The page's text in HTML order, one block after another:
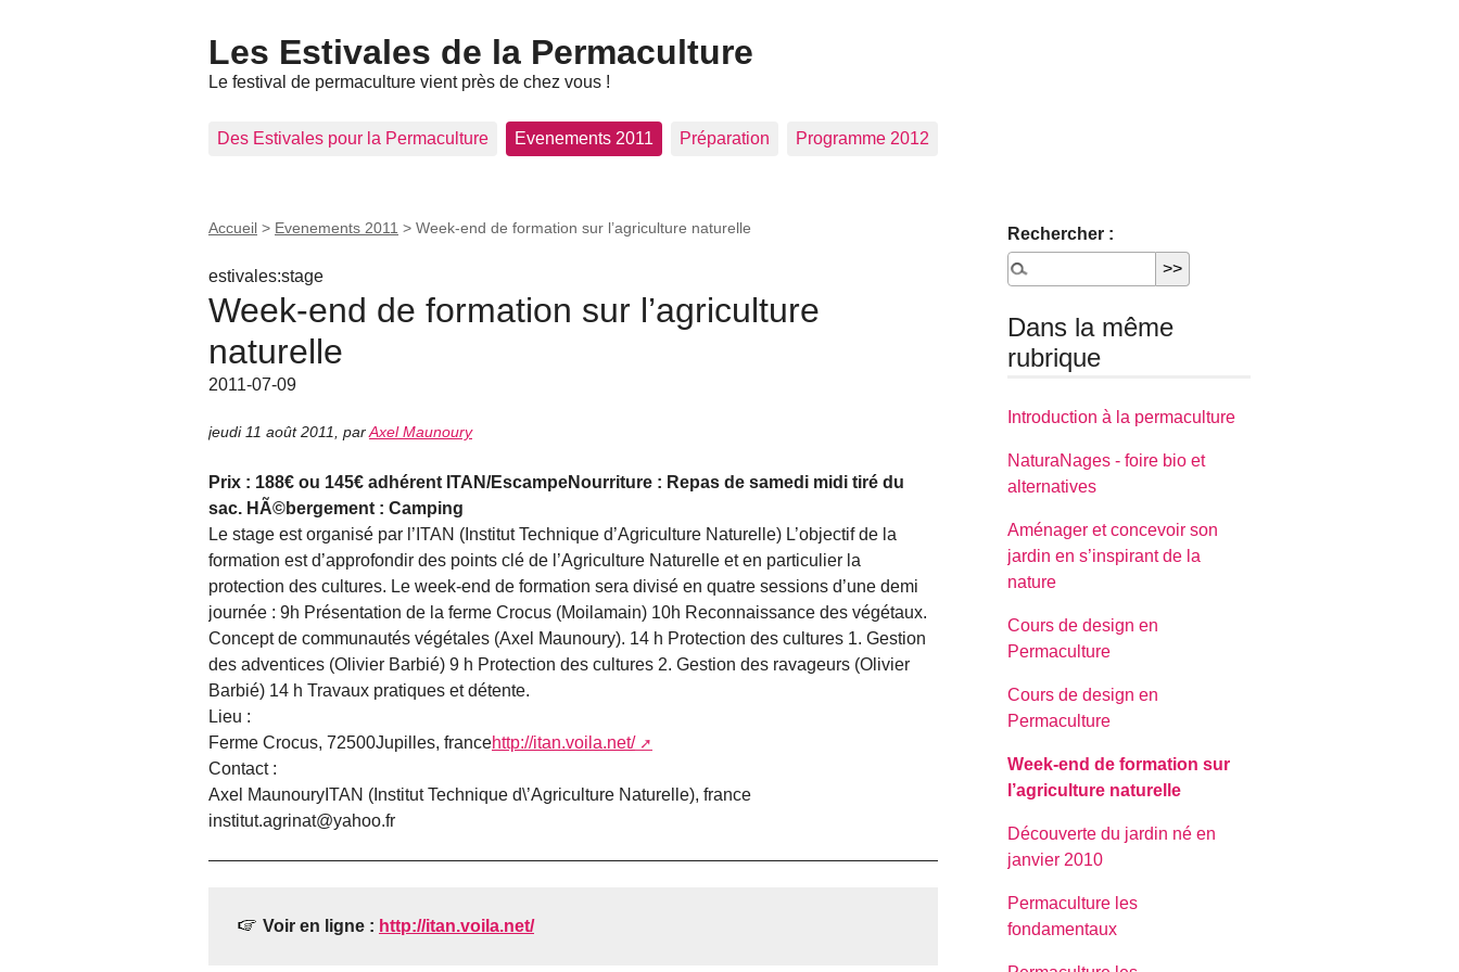
Les Estivales de la Permaculture
Le festival de permaculture vient près de chez vous !
Des Estivales pour la Permaculture Evenements 2011 Préparation Programme 2012
Accueil > Evenements 2011 > Week-end de formation sur l’agriculture naturelle
estivales:stage
Week-end de formation sur l’agriculture
naturelle
2011-07-09
jeudi 11 août 2011 parAxel Maunoury
Prix : 188€ ou 145€ adhérent ITAN/EscampeNourriture : Repas de samedi midi tiré du
sac. HÃ©bergement : Camping
Le stage est organisé par l’ITAN (Institut Technique d’Agriculture Naturelle) L’objectif de la
formation est d’approfondir des points clé de l’Agriculture Naturelle et en particulier la
protection des cultures. Le week-end de formation sera divisé en quatre sessions d’une demi
journée : 9h Présentation de la ferme Crocus (Moilamain) 10h Reconnaissance des végétaux.
Concept de communautés végétales (Axel Maunoury). 14 h Protection des cultures 1. Gestion
des adventices (Olivier Barbié) 9 h Protection des cultures 2. Gestion des ravageurs (Olivier
Barbié) 14 h Travaux pratiques et détente.
Lieu :
Ferme Crocus, 72500Jupilles, francehttp://itan.voila.net/
Contact :
Axel Maunoury ITAN (Institut Technique d\’Agriculture Naturelle), france
institut.agrinat@yahoo.fr
Voir en ligne : http://itan.voila.net/
Rechercher :
Dans la même
rubrique
Introduction à la permaculture
NaturaNages - foire bio et
alternatives
Aménager et concevoir son
jardin en s’inspirant de la
nature
Cours de design en
Permaculture
Cours de design en
Permaculture
Week-end de formation sur
l’agriculture naturelle
Découverte du jardin né en
janvier 2010
Permaculture les
fondamentaux